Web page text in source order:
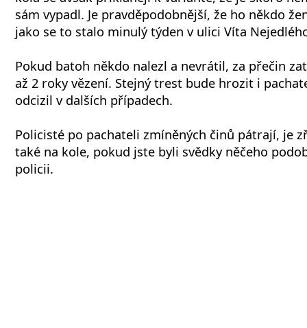
sám vypadl. Je pravděpodobnější, že ho někdo
jako se to stalo minulý týden v ulici Víta
Pokud batoh někdo nalezl a nevrátil, za přečin
až 2 roky vězení. Stejný trest bude hrozit i
odcizil v dalších případech.
Policisté po pachateli zmíněných činů pátrají, je
také na kole, pokud jste byli svědky něčeho
policii.